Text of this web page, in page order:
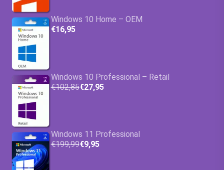
Windows 10 Home – OEM
€16,95
Windows 10 Professional – Retail
€102,85€27,95
Windows 11 Professional
€199,99€9,95